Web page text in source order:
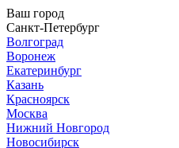
Ваш город
Санкт-Петербург
Волгоград
Воронеж
Екатеринбург
Казань
Красноярск
Москва
Нижний Новгород
Новосибирск